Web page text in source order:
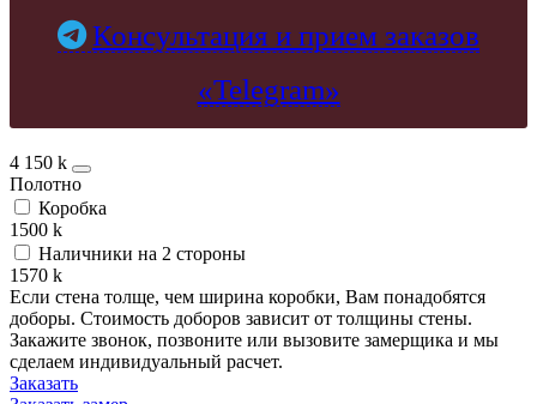
Консультация и прием заказов
«Telegram»
4 150 k
Полотно
Коробка
1500 k
Наличники на 2 стороны
1570 k
Если стена толще, чем ширина коробки, Вам понадобятся
доборы. Стоимость доборов зависит от толщины стены.
Закажите звонок, позвоните или вызовите замерщика и мы
сделаем индивидуальный расчет.
Заказать